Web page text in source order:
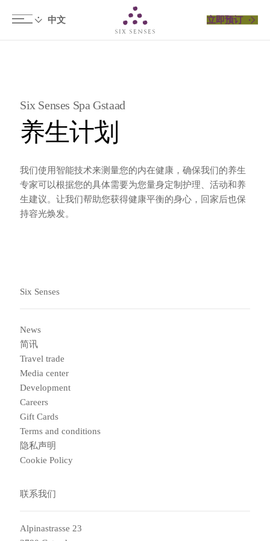
立即预订
​Six Senses Spa Gstaad
养生计划
我们使用智能技术来测量您的内在健康，确保我们的养生
专家可以根据您的具体需要为您量身定制护理、活动和养
生建议。让我们帮助您获得健康平衡的身心，回家后也保
持容光焕发。
Six Senses
News
简讯
Travel trade
Media center
Development
Careers
Gift Cards
Terms and conditions
隐私声明
Cookie Policy
联系我们
Alpinastrasse 23